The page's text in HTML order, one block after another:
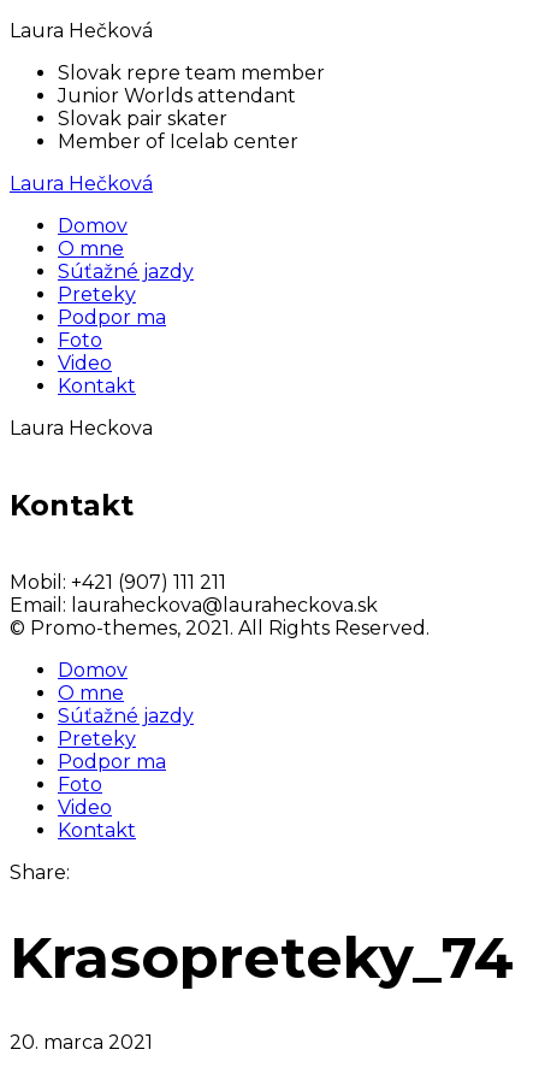
Laura Hečková
Slovak repre team member
Junior Worlds attendant
Slovak pair skater
Member of Icelab center
Laura Hečková
Domov
O mne
Súťažné jazdy
Preteky
Podpor ma
Foto
Video
Kontakt
Laura Heckova
Kontakt
Mobil: +421 (907) 111 211
Email: lauraheckova@lauraheckova.sk
© Promo-themes, 2021. All Rights Reserved.
Domov
O mne
Súťažné jazdy
Preteky
Podpor ma
Foto
Video
Kontakt
Share:
Krasopreteky_74
20. marca 2021